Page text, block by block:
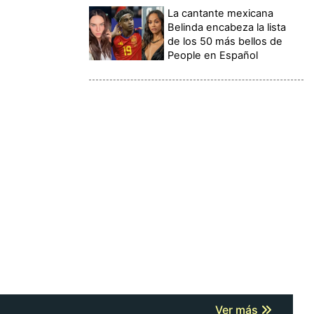
La cantante mexicana
Belinda encabeza la lista
de los 50 más bellos de
People en Español
Ver más